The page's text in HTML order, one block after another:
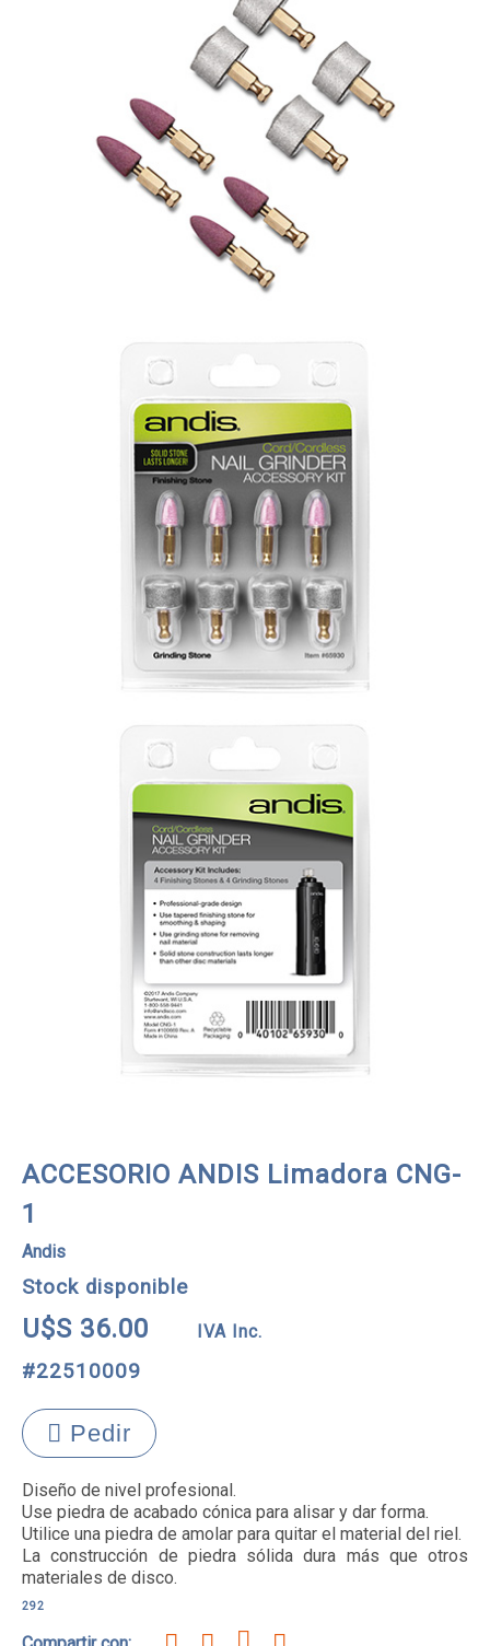
ACCESORIO ANDIS Limadora CNG-
1
Andis
Stock disponible
U$S 36.00 IVA Inc.
#22510009
Pedir
Diseño de nivel profesional.
Use piedra de acabado cónica para alisar y dar forma.
Utilice una piedra de amolar para quitar el material del riel.
La construcción de piedra sólida dura más que otros
materiales de disco.
292